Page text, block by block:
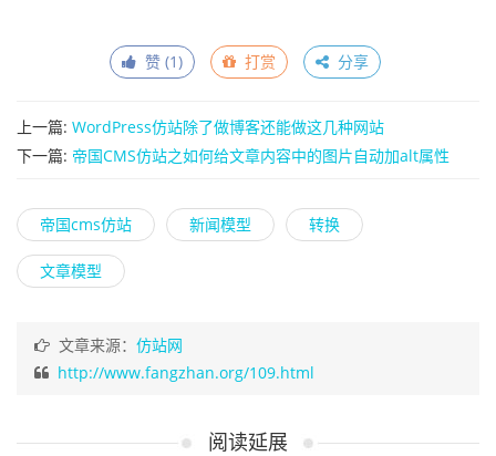
赞 (1) 打赏 分享
上一篇: WordPress仿站除了做博客还能做这几种网站
下一篇: 帝国CMS仿站之如何给文章内容中的图片自动加alt属性
帝国cms仿站 新闻模型 转换
文章模型
文章来源： 仿站网
http://www.fangzhan.org/109.html
阅读延展